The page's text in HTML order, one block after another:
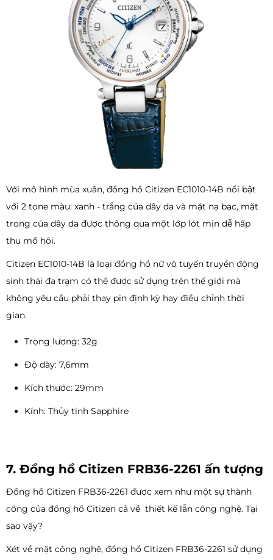
Với mô hình mùa xuân, đồng hồ Citizen EC1010-14B nổi bật
với 2 tone màu: xanh - trắng của dây da và mặt nạ bạc, mặt
trong của dây da được thông qua một lớp lót mịn dễ hấp
thụ mồ hôi.
Citizen EC1010-14B là loại đồng hồ nữ vô tuyến truyền động
sinh thái đa trạm có thể được sử dụng trên thế giới mà
không yêu cầu phải thay pin định kỳ hay điều chỉnh thời
gian.
Trọng lượng: 32g
Độ dày: 7,6mm
Kích thước: 29mm
Kính: Thủy tinh Sapphire
7. Đồng hồ Citizen FRB36-2261 ấn tượng
Đồng hồ Citizen FRB36-2261 được xem như một sự thành
công của đồng hồ Citizen cả về thiết kế lẫn công nghệ. Tại
sao vậy?
Xét về mặt công nghệ, đồng hồ Citizen FRB36-2261 sử dụng